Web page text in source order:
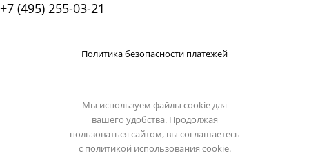
+7 (495) 255-03-21
Политика безопасности платежей
Мы используем файлы cookie для
вашего удобства. Продолжая
пользоваться сайтом, вы соглашаетесь
с политикой использования cookie.